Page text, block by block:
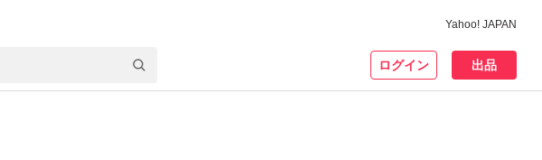
Yahoo! JAPAN
ログイン 出品